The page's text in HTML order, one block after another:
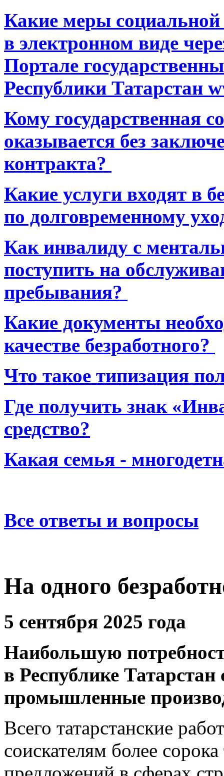
Какие меры
в электронном виде
Портале
Республики Татарстан
Кому государственная
оказывается без
контракта?
Какие услуги входят в
по долговременному
Как инвалиду с
поступить на
пребывания?
Какие документы
качестве безработного?
Что такое типизация
Где получить знак
средство?
Какая семья -
Все ответы и вопросы
На одного
5 сентября 2025 года
Наибольшую
в Республике
промышленные
Всего татарстанские
соискателям более